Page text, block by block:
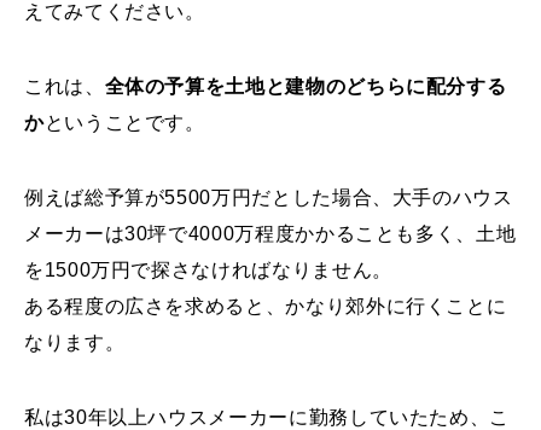
えてみてください。
これは、 全体の予算を土地と建物のどちらに配分する
かということです。
例えば総予算が5500万円だとした場合、大手のハウス
メーカーは30坪で4000万程度かかることも多く、土地
を1500万円で探さなければなりません。
ある程度の広さを求めると、かなり郊外に行くことに
なります。
私は30年以上ハウスメーカーに勤務していたため、こ